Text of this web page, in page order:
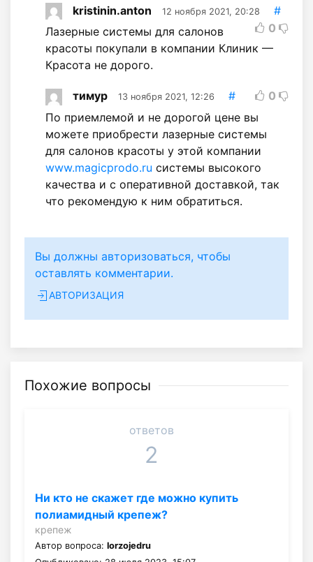
kristinin.anton 12 ноября 2021, 20:28
#
0
Лазерные системы для салонов
красоты покупали в компании Клиник —
Красота не дорого.
тимур 13 ноября 2021, 12:26 #
0
По приемлемой и не дорогой цене вы
можете приобрести лазерные системы
для салонов красоты у этой компании
www.magicprodo.ru системы высокого
качества и с оперативной доставкой, так
что рекомендую к ним обратиться.
Вы должны авторизоваться, чтобы
оставлять комментарии.
АВТОРИЗАЦИЯ
Похожие вопросы
ответов
2
Ни кто не скажет где можно купить
полиамидный крепеж?
крепеж
Автор вопроса: lorzojedru